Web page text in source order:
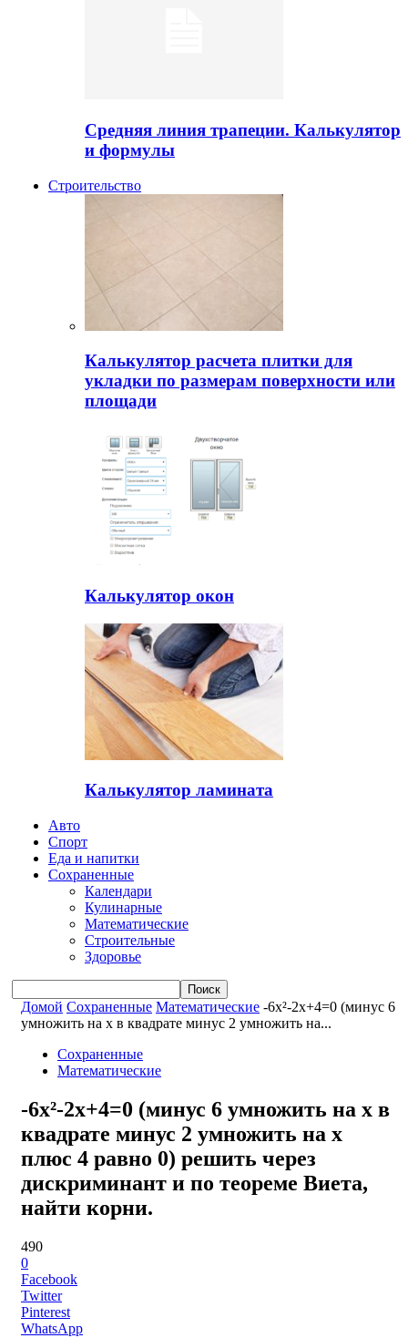
Средняя линия трапеции. Калькулятор
и формулы
Строительство
Калькулятор расчета плитки для
укладки по размерам поверхности или
площади
Калькулятор окон
Калькулятор ламината
Авто
Спорт
Еда и напитки
Сохраненные
Календари
Кулинарные
Математические
Строительные
Здоровье
Домой Сохраненные Математические -6x²-2x+4=0 (минус 6
умножить на x в квадрате минус 2 умножить на...
Сохраненные
Математические
-6x²-2x+4=0 (минус 6 умножить на x в
квадрате минус 2 умножить на x
плюс 4 равно 0) решить через
дискриминант и по теореме Виета,
найти корни.
490
0
Facebook
Twitter
Pinterest
WhatsApp